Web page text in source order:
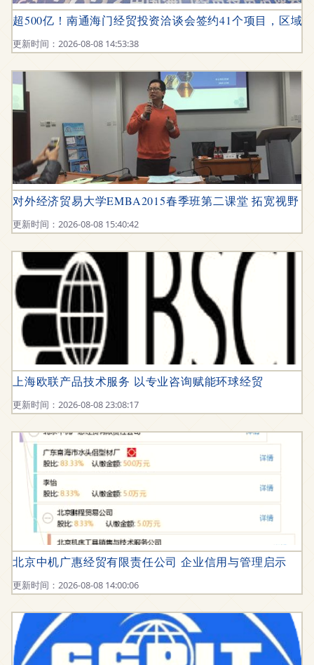
超500亿！南通海门经贸投资洽谈会签约41个项目，区域
更新时间：2026-08-08 14:53:38
对外经济贸易大学EMBA2015春季班第二课堂 拓宽视野
更新时间：2026-08-08 15:40:42
上海欧联产品技术服务 以专业咨询赋能环球经贸
更新时间：2026-08-08 23:08:17
北京中机广惠经贸有限责任公司 企业信用与管理启示
更新时间：2026-08-08 14:00:06